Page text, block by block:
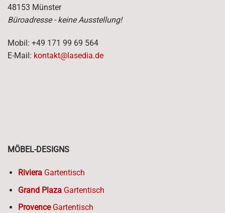
48153 Münster
Büroadresse - keine Ausstellung!
Mobil: +49 171 99 69 564
E-Mail: kontakt@lasedia.de
MÖBEL-DESIGNS
RivieraGartentisch
Grand PlazaGartentisch
ProvenceGartentisch